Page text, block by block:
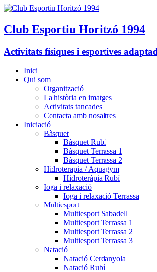
Club Esportiu Horitzó 1994
Activitats físiques i esportives
Inici
Qui som
Organització
La història en imatges
Activitats tancades
Contacta amb nosaltres
Iniciació
Bàsquet
Bàsquet Rubí
Bàsquet Terrassa 1
Bàsquet Terrassa 2
Hidroterapia / Aquagym
Hidroteràpia Rubí
Ioga i relaxació
Ioga i relaxació Terrassa
Multiesport
Multiesport Sabadell
Multiesport Terrassa 1
Multiesport Terrassa 2
Multiesport Terrassa 3
Natació
Natació Cerdanyola
Natació Rubí